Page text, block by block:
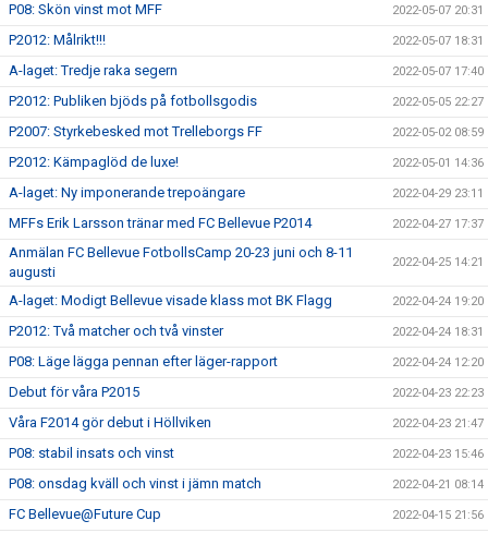
P08: Skön vinst mot MFF 2022-05-07 20:31
P2012: Målrikt!!! 2022-05-07 18:31
A-laget: Tredje raka segern 2022-05-07 17:40
P2012: Publiken bjöds på fotbollsgodis 2022-05-05 22:27
P2007: Styrkebesked mot Trelleborgs FF 2022-05-02 08:59
P2012: Kämpaglöd de luxe! 2022-05-01 14:36
A-laget: Ny imponerande trepoängare 2022-04-29 23:11
MFFs Erik Larsson tränar med FC Bellevue P2014 2022-04-27 17:37
Anmälan FC Bellevue FotbollsCamp 20-23 juni och 8-11
augusti
2022-04-25 14:21
A-laget: Modigt Bellevue visade klass mot BK Flagg 2022-04-24 19:20
P2012: Två matcher och två vinster 2022-04-24 18:31
P08: Läge lägga pennan efter läger-rapport 2022-04-24 12:20
Debut för våra P2015 2022-04-23 22:23
Våra F2014 gör debut i Höllviken 2022-04-23 21:47
P08: stabil insats och vinst 2022-04-23 15:46
P08: onsdag kväll och vinst i jämn match 2022-04-21 08:14
FC Bellevue@Future Cup 2022-04-15 21:56